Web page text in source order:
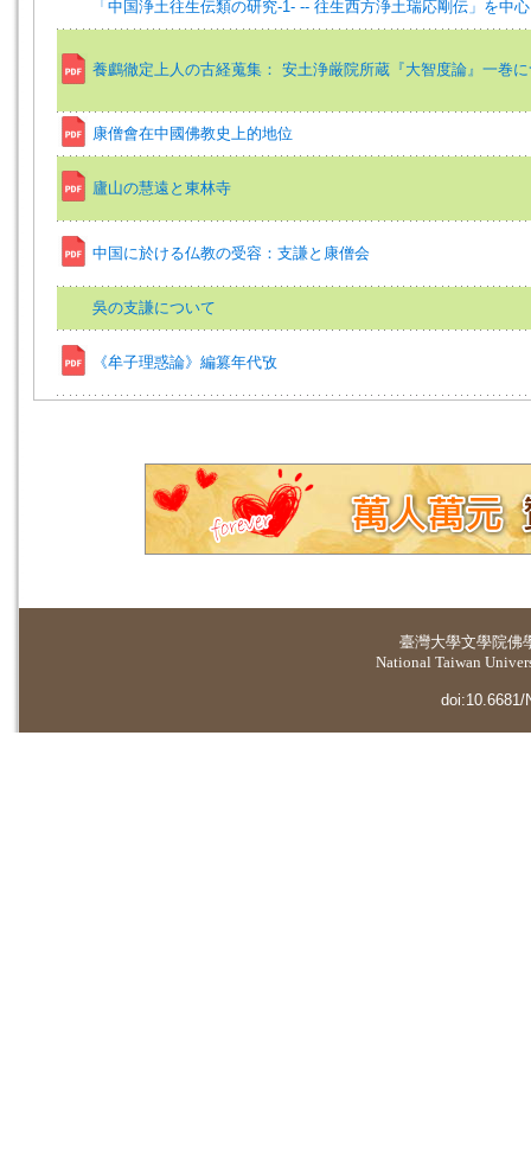
「中国浄土往生伝類の研究-1- -- 往生西方浄土瑞応剛伝」を中
養鸕徹定上人の古経蒐集： 安土浄厳院所蔵『大智度論』一巻
康僧會在中國佛教史上的地位
廬山の慧遠と東林寺
中国に於ける仏教の受容：支謙と康僧会
吳の支謙について
《牟子理惑論》編篡年代攷
臺灣大學文學院佛
National Taiwan
doi:10.6681/